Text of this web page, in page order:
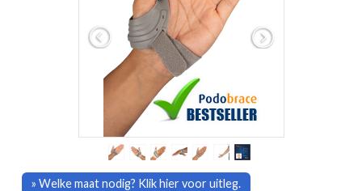
» Welke maat nodig? Klik hier voor uitleg.